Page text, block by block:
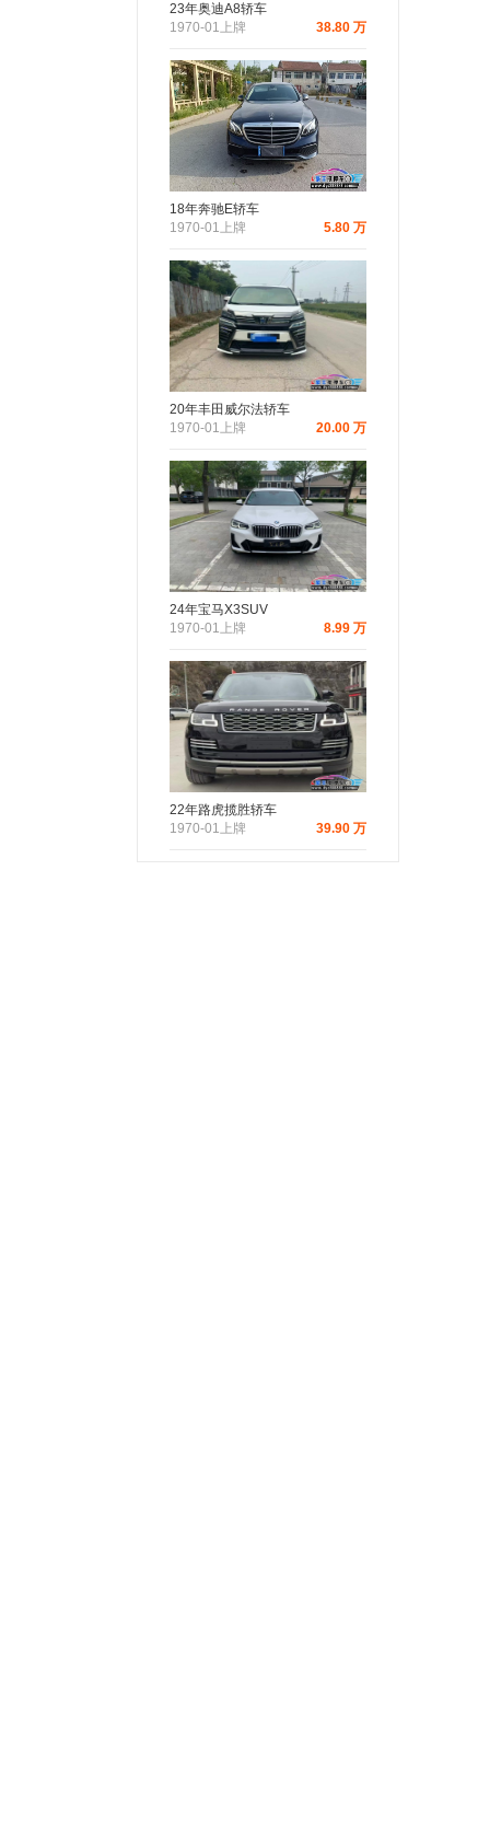
23年奥迪A8轿车
1970-01上牌
38.80 万
18年奔驰E轿车
1970-01上牌
5.80 万
20年丰田威尔法轿车
1970-01上牌
20.00 万
24年宝马X3SUV
1970-01上牌
8.99 万
22年路虎揽胜轿车
1970-01上牌
39.90 万